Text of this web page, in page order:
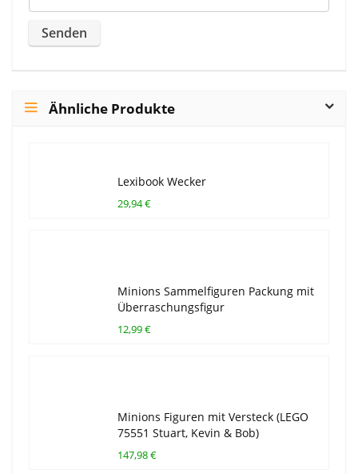
Ähnliche Produkte
Lexibook Wecker
29,94 €
Minions Sammelfiguren Packung mit
Überraschungsfigur
12,99 €
Minions Figuren mit Versteck (LEGO
75551 Stuart, Kevin & Bob)
147,98 €